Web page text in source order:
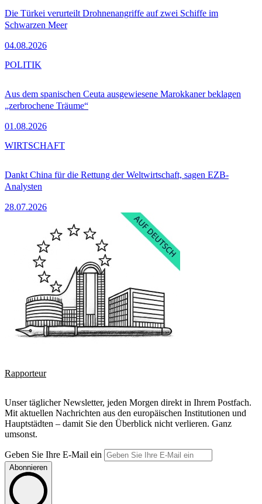
Die Türkei verurteilt Drohnenangriffe auf zwei Schiffe im
Schwarzen Meer
04.08.2026
Aus dem spanischen Ceuta ausgewiesene Marokkaner beklagen
„zerbrochene Träume“
01.08.2026
POLITIK
Dankt China für die Rettung der Weltwirtschaft, sagen EZB-
Analysten
28.07.2026
WIRTSCHAFT
Rapporteur
Unser täglicher Newsletter, jeden Morgen direkt in Ihrem Postfach.
Mit aktuellen Nachrichten aus den europäischen Institutionen und
Hauptstädten – damit Sie den Überblick nicht verlieren. Ganz
umsonst.
Geben Sie Ihre E-Mail ein
Abonnieren